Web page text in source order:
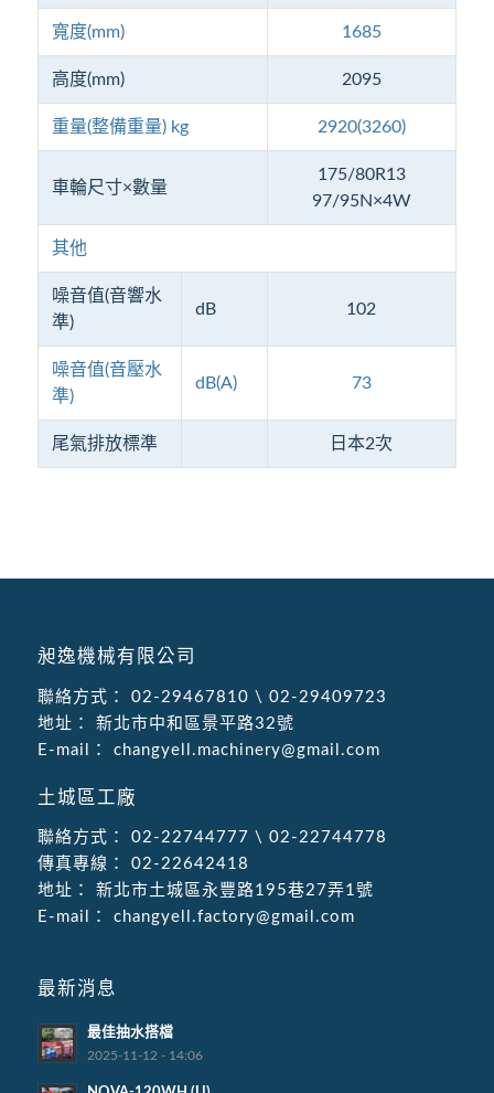
寬度(mm) 1685
高度(mm) 2095
重量(整備重量) kg 2920(3260)
車輪尺寸×數量
175/80R13
97/95N×4W
其他
噪音值(音響水
準)
dB 102
噪音值(音壓水
準)
dB(A) 73
尾氣排放標準 日本2次
昶逸機械有限公司
聯絡方式： 02-29467810 \ 02-29409723
地址：
新北市中和區景平路32號
E-mail：
changyell.machinery@gmail.com
土城區工廠
聯絡方式： 02-22744777 \ 02-22744778
傳真專線：
02-22642418
地址：
新北市土城區永豐路195巷27弄1號
E-mail：
changyell.factory@gmail.com
最新消息
最佳抽水搭檔
2025-11-12 - 14:06